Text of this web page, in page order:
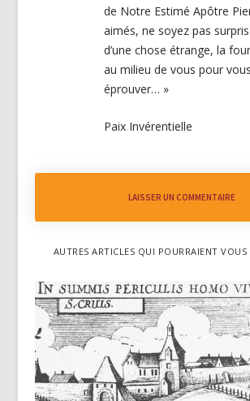
de Notre Estimé Apôtre
aimés, ne soyez pas
d’une chose étrange, la
au milieu de vous pour vous
éprouver… »
Paix Invérentielle
LAISSER UN COMMENTAIRE
AUTRES ARTICLES QUI POURRAIENT VOUS